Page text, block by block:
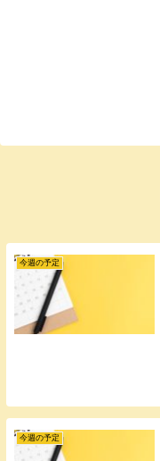
今週の予定
今週の予定